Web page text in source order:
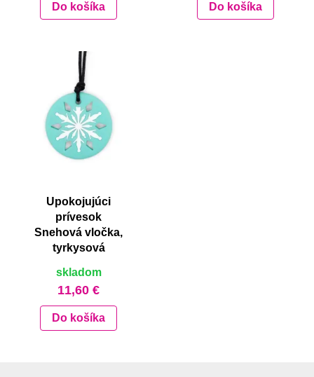
Do košíka Do košíka
Upokojujúci
prívesok
Snehová vločka,
tyrkysová
skladom
11,60 €
Do košíka